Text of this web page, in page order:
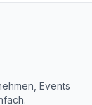
Events